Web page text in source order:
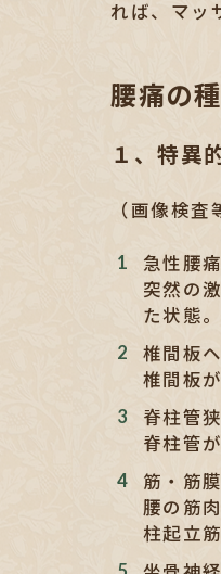
れば、マッ
腰痛の
１、特異
（画像検
急性腰
突然の
た状態。
椎間板
椎間板
脊柱管
脊柱管
筋・筋
腰の筋
柱起立